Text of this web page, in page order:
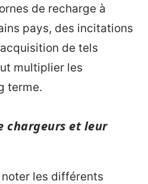
de recharge à
pays, des incitations
de tels
multiplier les
terme.
chargeurs et leur
les différents